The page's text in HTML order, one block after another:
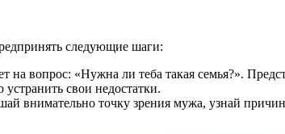
следующие шаги:
на вопрос: «Нужна ли теба такая семья?».
свои недостатки.
внимательно точку зрения мужа, узнай